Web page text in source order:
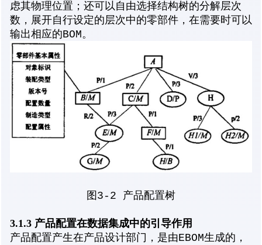
虑其物理位置；还可以自由选择结构树的分解层次
数，展开自行设定的层次中的零部件，在需要时可以
输出相应的BOM。
图3-2 产品配置树
3.1.3 产品配置在数据集成中的引导作用
产品配置产生在产品设计部门，是由EBOM生成的，